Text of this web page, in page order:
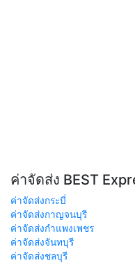
ค่าจัดส่ง BEST
ค่าจัดส่งกระบี่
ค่าจัดส่งกาญจนบุรี
ค่าจัดส่งกำแพงเพชร
ค่าจัดส่งจันทบุรี
ค่าจัดส่งชลบุรี